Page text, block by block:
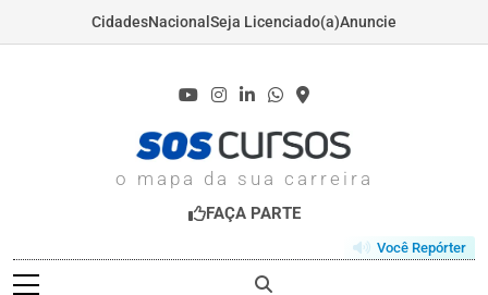
CidadesNacional Seja Licenciado(a)Anuncie
o mapa da sua carreira
FAÇA PARTE
Você Repórter